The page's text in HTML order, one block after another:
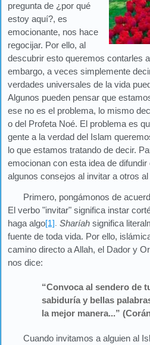
pregunta de ¿por qué
estoy aquí?, es
emocionante, nos hace
regocijar. Por ello, al
descubrir esto queremos contarles
embargo, a veces simplemente
verdades universales de la vida
Algunos pueden pensar que
ese no es el problema, lo mismo
o del Profeta Noé. El problema es
gente a la verdad del Islam
lo que estamos tratando de decir.
emocionan con esta idea de
algunos consejos al invitar a otros
Primero, pongámonos de
El verbo "invitar" significa instar
haga algo[1] Sharíah significa
fuente de toda vida. Por ello,
camino directo a Allah, el Dador y
nos dice:
“Convoca al sendero de
sabiduría y bellas
la mejor manera...”
Cuando invitamos a alguien al